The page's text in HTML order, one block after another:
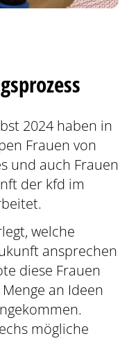
2024 haben in
Frauen von
und auch Frauen
der kfd im
welche
ansprechen
diese Frauen
an Ideen
mögliche